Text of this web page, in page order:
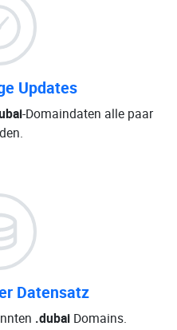
Updates
-Domaindaten alle paar
Datensatz
.dubaiDomains.